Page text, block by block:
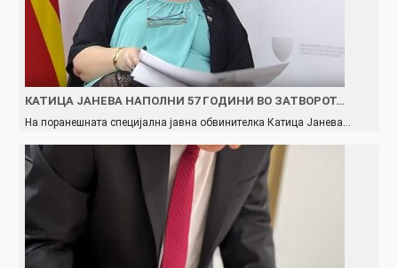
КАТИЦА ЈАНЕВА НАПОЛНИ 57 ГОДИНИ ВО ЗАТВОРОТ…
На поранешната специјална јавна обвинителка Катица Јанева…